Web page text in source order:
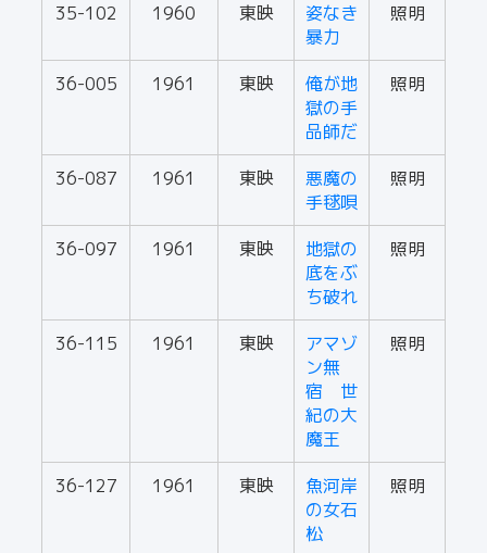
35-102 1960 東映
姿なき
暴力
照明
36-005 1961 東映
俺が地
獄の手
品師だ
照明
36-087 1961 東映
悪魔の
手毬唄
照明
36-097 1961 東映
地獄の
底をぶ
ち破れ
照明
36-115 1961 東映
アマゾ
ン無
宿 世
紀の大
魔王
照明
36-127 1961 東映
魚河岸
の女石
松
照明